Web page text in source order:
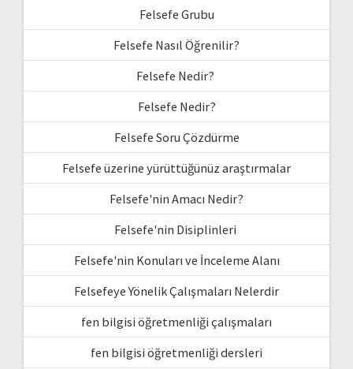
Felsefe Grubu
Felsefe Nasıl Öğrenilir?
Felsefe Nedir?
Felsefe Nedir?
Felsefe Soru Çözdürme
Felsefe üzerine yürüttüğünüz araştırmalar
Felsefe'nin Amacı Nedir?
Felsefe'nin Disiplinleri
Felsefe'nin Konuları ve İnceleme Alanı
Felsefeye Yönelik Çalışmaları Nelerdir
fen bilgisi öğretmenliği çalışmaları
fen bilgisi öğretmenliği dersleri